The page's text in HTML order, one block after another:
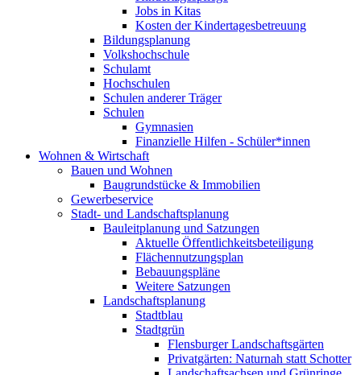
Jobs in Kitas
Kosten der Kindertagesbetreuung
Bildungsplanung
Volkshochschule
Schulamt
Hochschulen
Schulen anderer Träger
Schulen
Gymnasien
Finanzielle Hilfen - Schüler*innen
Wohnen & Wirtschaft
Bauen und Wohnen
Baugrundstücke & Immobilien
Gewerbeservice
Stadt- und Landschaftsplanung
Bauleitplanung und Satzungen
Aktuelle Öffentlichkeitsbeteiligung
Flächennutzungsplan
Bebauungspläne
Weitere Satzungen
Landschaftsplanung
Stadtblau
Stadtgrün
Flensburger Landschaftsgärten
Privatgärten: Naturnah statt Schotter